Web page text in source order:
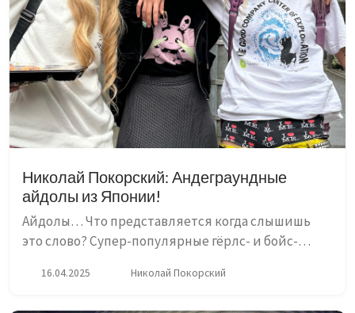
Николай Покорский: Андеграундные
айдолы из Японии!
Айдолы… Что представляется когда слышишь
это слово? Супер-популярные гёрлс- и бойс-
одежды крупных торговых центров. Попса от
16.04.2025 Николай Покорский